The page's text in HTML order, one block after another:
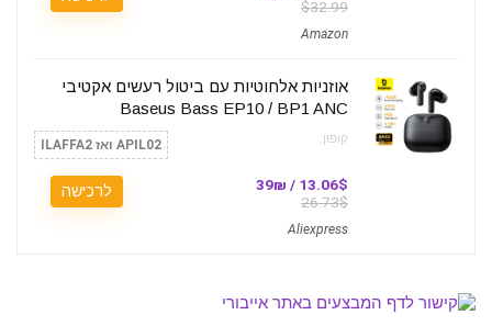
$32.99
Amazon
אוזניות אלחוטיות עם ביטול רעשים אקטיבי
Baseus Bass EP10 / BP1 ANC
קופון: APIL02 ואז ILAFFA2
13.06$ / 39₪
26.73$
Aliexpress
לרכישה